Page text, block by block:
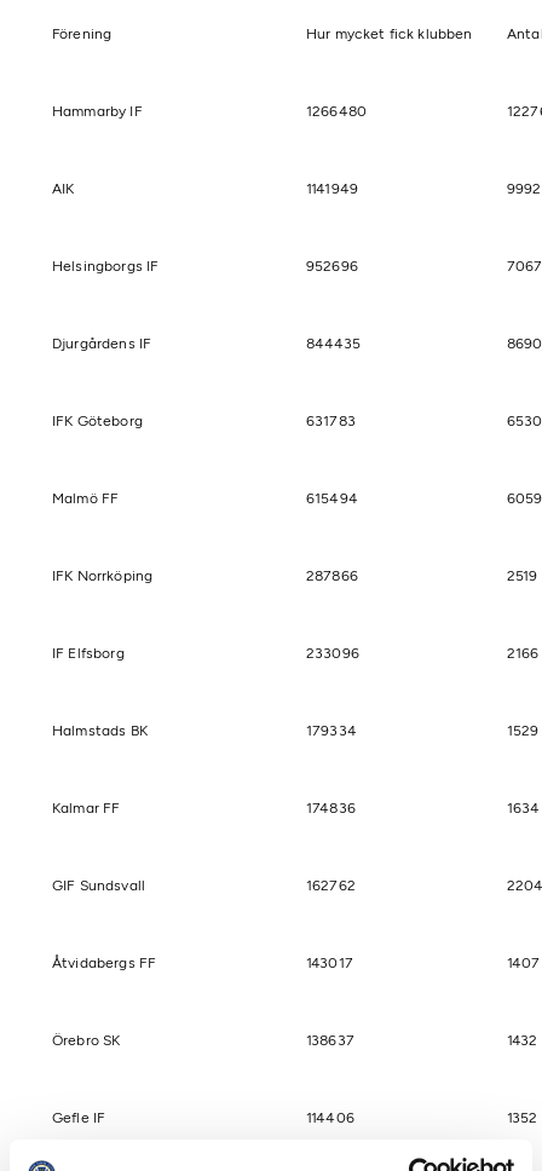
Förening Hur mycket fick klubben
Hammarby IF 1266480
AIK 1141949 9992
Helsingborgs IF 952696 7067
Djurgårdens IF 844435 8690
IFK Göteborg 631783 6530
Malmö FF 615494 6059
IFK Norrköping 287866 2519
IF Elfsborg 233096 2166
Halmstads BK 179334 1529
Kalmar FF 174836 1634
GIF Sundsvall 162762
Åtvidabergs FF 143017 1407
Örebro SK 138637 1432
Gefle IF 114406 1352